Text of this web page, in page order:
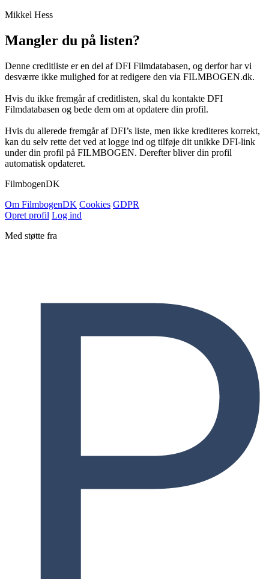
Mikkel Hess
Mangler du på listen?
Denne creditliste er en del af DFI Filmdatabasen, og derfor har vi
desværre ikke mulighed for at redigere den via FILMBOGEN.dk.
Hvis du ikke fremgår af creditlisten, skal du kontakte DFI
Filmdatabasen og bede dem om at opdatere din profil.
Hvis du allerede fremgår af DFI’s liste, men ikke krediteres korrekt,
kan du selv rette det ved at logge ind og tilføje dit unikke DFI-link
under din profil på FILMBOGEN. Derefter bliver din profil
automatisk opdateret.
FilmbogenDK
Om FilmbogenDK Cookies GDPR
Opret profil Log ind
Med støtte fra